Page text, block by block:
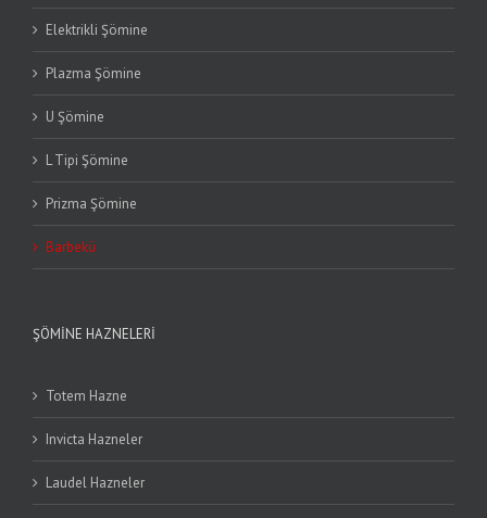
Elektrikli Şömine
Plazma Şömine
U Şömine
L Tipi Şömine
Prizma Şömine
Barbekü
ŞÖMINE HAZNELERI
Totem Hazne
Invicta Hazneler
Laudel Hazneler